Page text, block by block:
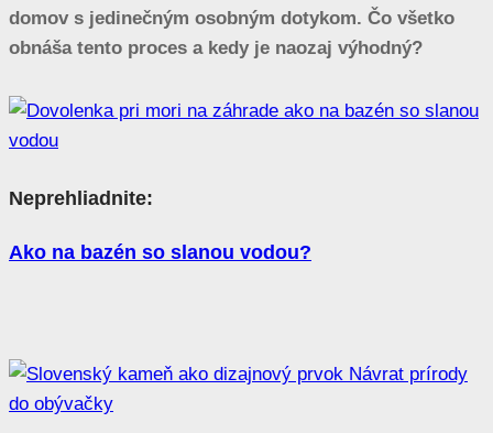
domov s jedinečným osobným dotykom. Čo všetko
obnáša tento proces a kedy je naozaj výhodný?
Neprehliadnite:
Ako na bazén so slanou vodou?